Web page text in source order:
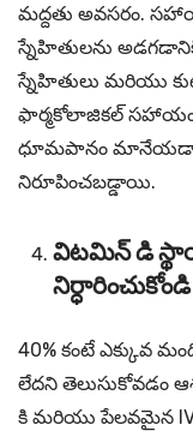
మద్దతు అవసరం.
స్నేహితులను
స్నేహితులు మరియు
ఫార్మకోలాజికల్ సహాయం
ధూమపానం
నిరూపించబడ్డాయి.
విటమిన్ డి
నిర్ధారించుకోండి
40% కంటే ఎక్కువ
లేదని తెలుసుకోవడం
కి మరియు పేలవమైన